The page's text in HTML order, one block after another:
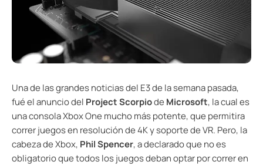
Una de las grandes noticias del E3 de la semana pasada,
fué el anuncio del Project Scorpiode Microsoft, la cual es
una consola Xbox One mucho más potente, que permitira
correr juegos en resolución de 4K y soporte de VR. Pero, la
cabeza de Xbox, Phil Spencer, a declarado que no es
obligatorio que todos los juegos deban optar por correr en